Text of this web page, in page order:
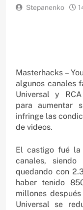
Stepanenko
Masterhacks –
algunos canales
Universal y
para aumentar
infringe las
de videos.
El castigo fué
canales,
quedando con
haber tenido
millones
Universal se